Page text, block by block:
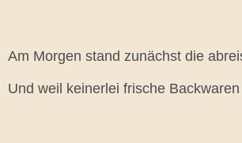
Am Morgen stand zunächst die
Und weil keinerlei frische